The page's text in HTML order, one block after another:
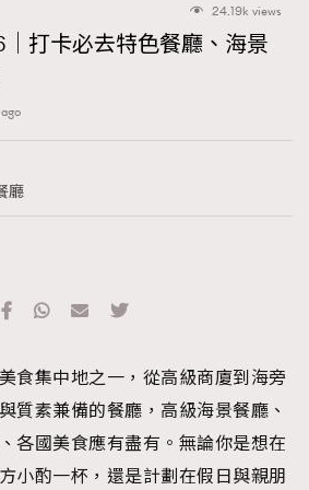
24.19k views
打卡必去特色餐廳、海景
廳
食集中地之一，從高級商廈到海旁
質素兼備的餐廳，高級海景餐廳、
各國美食應有盡有。無論你是想在
小酌一杯，還是計劃在假日與親朋